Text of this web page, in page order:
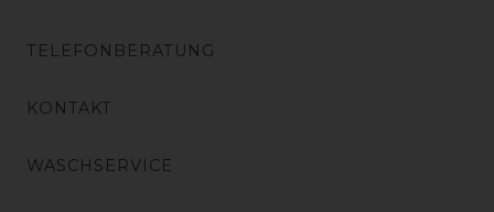
TELEFONBERATUNG
KONTAKT
WASCHSERVICE